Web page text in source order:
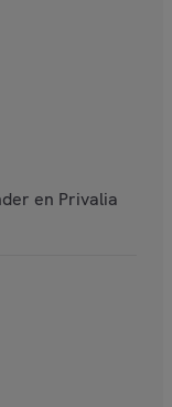
en Privalia